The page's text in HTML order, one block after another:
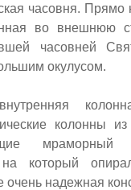
часовня. Прямо
во внешнюю
часовней
окулусом.
колонны из
мраморный
на который
очень надежная